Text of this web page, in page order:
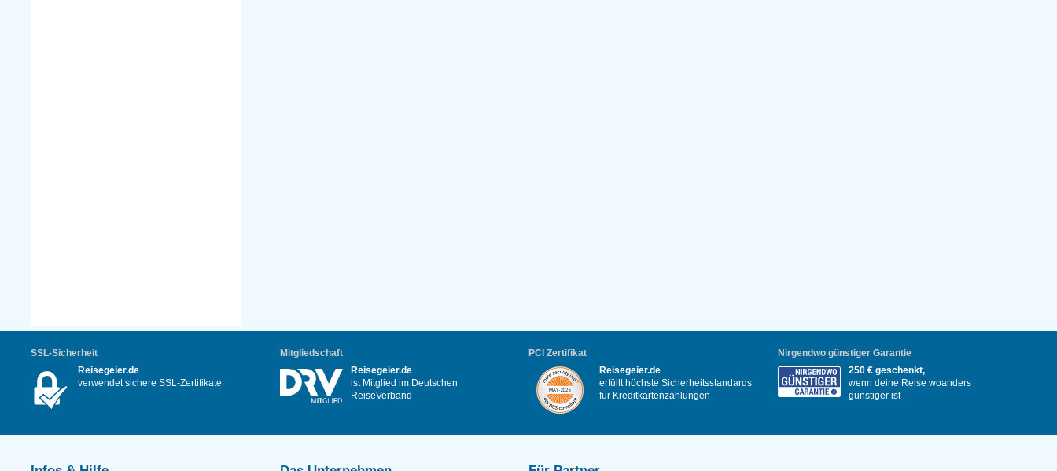
SSL-Sicherheit
Reisegeier.de
verwendet sichere SSL-Zertifikate
Mitgliedschaft
Reisegeier.de
ist Mitglied im Deutschen
ReiseVerband
PCI Zertifikat
Reisegeier.de
erfüllt höchste Sicherheitsstandards
für Kreditkartenzahlungen
Nirgendwo günstiger Garantie
250 € geschenkt,
wenn deine Reise woanders
günstiger ist